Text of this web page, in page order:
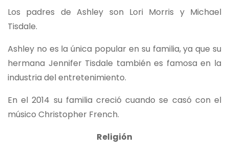
Los padres de Ashley son Lori Morris y Michael
Tisdale.
Ashley no es la única popular en su familia, ya que su
hermana Jennifer Tisdale también es famosa en la
industria del entretenimiento.
En el 2014 su familia creció cuando se casó con el
músico Christopher French.
Religión